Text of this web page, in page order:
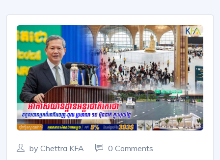
by Chettra KFA 0 Comments